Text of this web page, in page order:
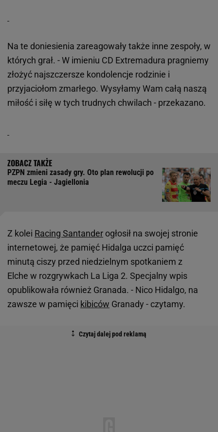
Na te doniesienia zareagowały także inne zespoły, w
których grał. - W imieniu CD Extremadura pragniemy
złożyć najszczersze kondolencje rodzinie i
przyjaciołom zmarłego. Wysyłamy Wam całą naszą
miłość i siłę w tych trudnych chwilach - przekazano.
PZPN zmieni zasady gry. Oto plan rewolucji po
meczu Legia - Jagiellonia
Z kolei Racing Santander ogłosił na swojej stronie
internetowej, że pamięć Hidalga uczci pamięć
minutą ciszy przed niedzielnym spotkaniem z
Elche w rozgrywkach La Liga 2. Specjalny wpis
opublikowała również Granada. - Nico Hidalgo, na
zawsze w pamięci kibiców Granady - czytamy.